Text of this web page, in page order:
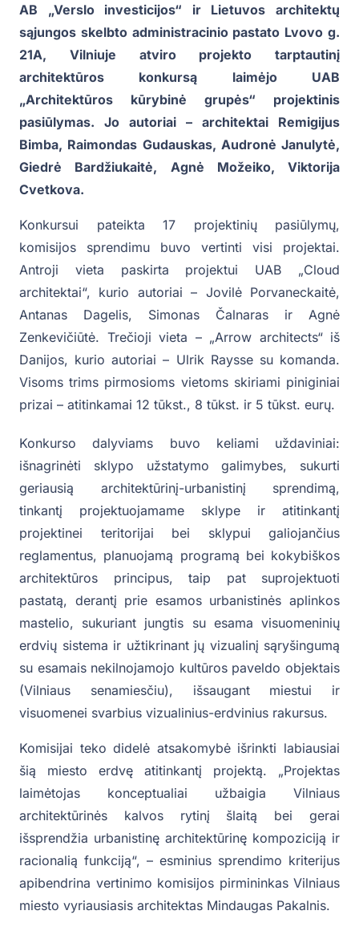
AB „Verslo investicijos“ ir Lietuvos architektų
sąjungos skelbto administracinio pastato Lvovo g.
21A, Vilniuje atviro projekto tarptautinį
architektūros konkursą laimėjo UAB
„Architektūros kūrybinė grupės“ projektinis
pasiūlymas. Jo autoriai – architektai Remigijus
Bimba, Raimondas Gudauskas, Audronė Janulytė,
Giedrė Bardžiukaitė, Agnė Možeiko, Viktorija
Cvetkova.
Konkursui pateikta 17 projektinių pasiūlymų,
komisijos sprendimu buvo vertinti visi projektai.
Antroji vieta paskirta projektui UAB „Cloud
architektai“, kurio autoriai – Jovilė Porvaneckaitė,
Antanas Dagelis, Simonas Čalnaras ir Agnė
Zenkevičiūtė. Trečioji vieta – „Arrow architects“ iš
Danijos, kurio autoriai – Ulrik Raysse su komanda.
Visoms trims pirmosioms vietoms skiriami piniginiai
prizai – atitinkamai 12 tūkst., 8 tūkst. ir 5 tūkst. eurų.
Konkurso dalyviams buvo keliami uždaviniai:
išnagrinėti sklypo užstatymo galimybes, sukurti
geriausią architektūrinį-urbanistinį sprendimą,
tinkantį projektuojamame sklype ir atitinkantį
projektinei teritorijai bei sklypui galiojančius
reglamentus, planuojamą programą bei kokybiškos
architektūros principus, taip pat suprojektuoti
pastatą, derantį prie esamos urbanistinės aplinkos
mastelio, sukuriant jungtis su esama visuomeninių
erdvių sistema ir užtikrinant jų vizualinį sąryšingumą
su esamais nekilnojamojo kultūros paveldo objektais
(Vilniaus senamiesčiu), išsaugant miestui ir
visuomenei svarbius vizualinius-erdvinius rakursus.
Komisijai teko didelė atsakomybė išrinkti labiausiai
šią miesto erdvę atitinkantį projektą. „Projektas
laimėtojas konceptualiai užbaigia Vilniaus
architektūrinės kalvos rytinį šlaitą bei gerai
išsprendžia urbanistinę architektūrinę kompoziciją ir
racionalią funkciją“, – esminius sprendimo kriterijus
apibendrina vertinimo komisijos pirmininkas Vilniaus
miesto vyriausiasis architektas Mindaugas Pakalnis.